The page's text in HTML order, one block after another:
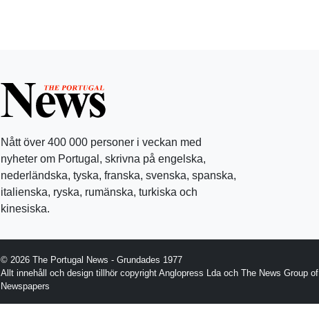
Nått över 400 000 personer i veckan med
nyheter om Portugal, skrivna på engelska,
nederländska, tyska, franska, svenska, spanska,
italienska, ryska, rumänska, turkiska och
kinesiska.
© 2026 The Portugal News - Grundades 1977
Allt innehåll och design tillhör copyright Anglopress Lda och The News Group of
Newspapers